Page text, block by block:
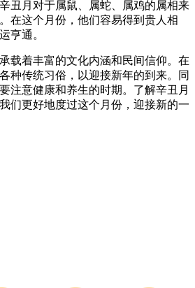
丑月对于属鼠、属蛇、属鸡的属相来
在这个月份，他们容易得到贵人相
亨通。
载着丰富的文化内涵和民间信仰。在
种传统习俗，以迎接新年的到来。同
注意健康和养生的时期。了解辛丑月
们更好地度过这个月份，迎接新的一